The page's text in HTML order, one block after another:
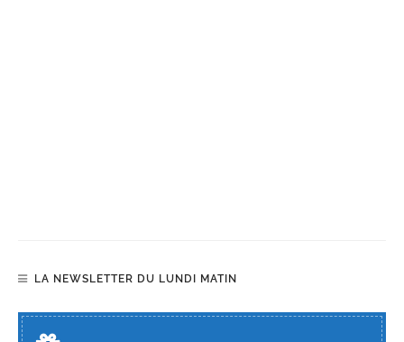
LA NEWSLETTER DU LUNDI MATIN